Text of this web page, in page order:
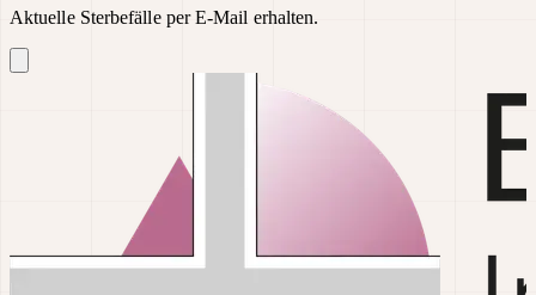
Aktuelle Sterbefälle per E-Mail erhalten.